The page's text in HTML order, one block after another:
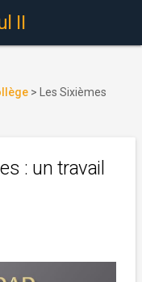
II
>
Les Sixièmes
: un travail